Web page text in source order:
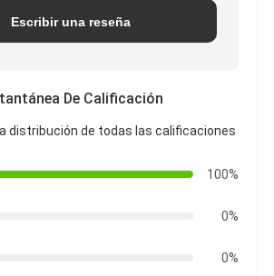
Escribir una reseña
De Calificación
distribución de todas las calificaciones
100%
0%
0%